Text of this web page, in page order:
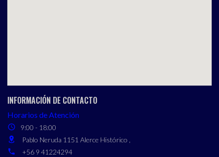
INFORMACIÓN DE CONTACTO
Horarios de Atención
9:00 - 18:00
Pablo Neruda 1151 Alerce Histórico ,
+56 9 41224294